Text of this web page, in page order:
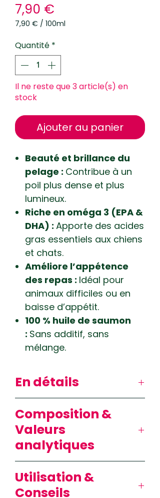
7,90 €
7,90 € / 100ml
pour
100
Millilitres
Quantité *
Il ne reste que 3 article(s) en
stock
Ajouter au panier
Beauté et brillance du
pelage : Contribue à un
poil plus dense et plus
lumineux.
Riche en oméga 3 (EPA &
DHA) : Apporte des acides
gras essentiels aux chiens
et chats.
Améliore l’appétence
des repas : Idéal pour
animaux difficiles ou en
baisse d’appétit.
100 % huile de saumon
: Sans additif, sans
mélange.
En détails
Vetocanis pour chien et
chatest un aliment
complémentaire formulé à
base de100 % huile de
saumon, naturellement
riche en oméga 3 et 6. Elle
Composition &
Valeurs
analytiques
de saumon
Données analytiques :
Utilisation &
Conseils